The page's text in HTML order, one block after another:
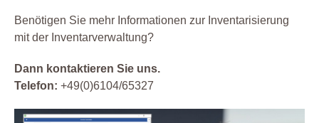
Benötigen Sie mehr Informationen zur Inventarisierung
mit der Inventarverwaltung?
Dann kontaktieren Sie uns.
Telefon: +49(0)6104/65327